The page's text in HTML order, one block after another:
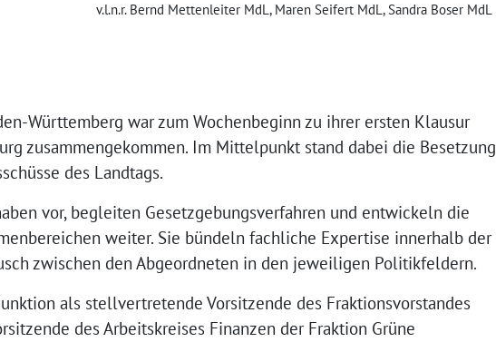
v.l.n.r. Bernd Mettenleiter MdL, Maren Seifert MdL, Sandra Boser MdL
Württemberg war zum Wochenbeginn zu ihrer ersten Klausur
zusammengekommen. Im Mittelpunkt stand dabei die Besetzung
des Landtags.
vor, begleiten Gesetzgebungsverfahren und entwickeln die
weiter. Sie bündeln fachliche Expertise innerhalb der
zwischen den Abgeordneten in den jeweiligen Politikfeldern.
als stellvertretende Vorsitzende des Fraktionsvorstandes
des Arbeitskreises Finanzen der Fraktion Grüne